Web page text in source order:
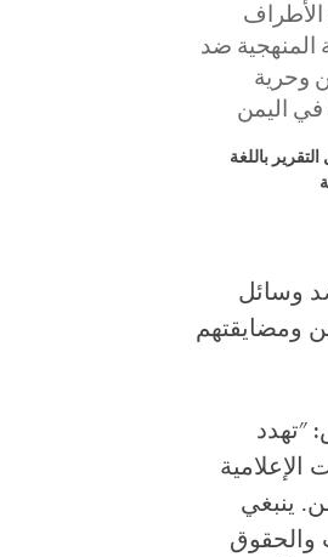
الأطراف
المنهجية ضد
وحرية
في اليمن
باللغة
وسائل
ومضايقتهم
"تهدد
ينبغي
والحقوق